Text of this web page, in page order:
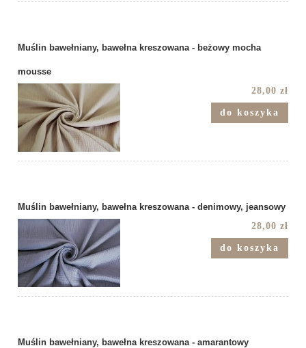
Muślin bawełniany, bawełna kreszowana - beżowy mocha
mousse
28,00 zł
do koszyka
Muślin bawełniany, bawełna kreszowana - denimowy, jeansowy
28,00 zł
do koszyka
Muślin bawełniany, bawełna kreszowana - amarantowy